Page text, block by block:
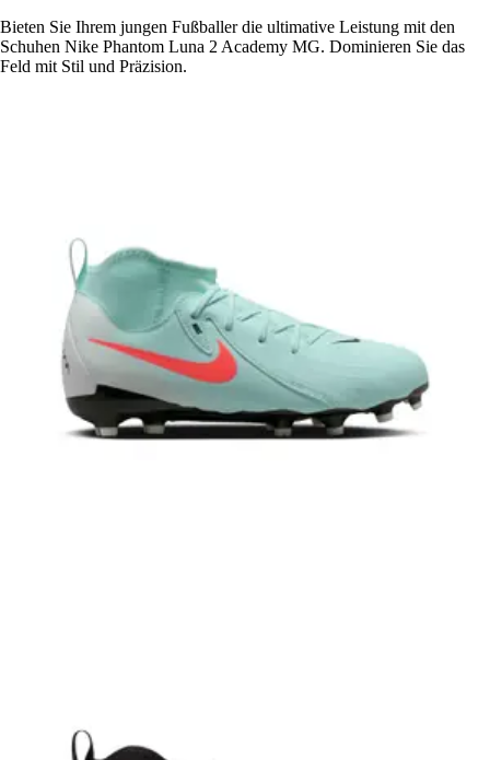
Bieten Sie Ihrem jungen Fußballer die ultimative Leistung mit den
Schuhen Nike Phantom Luna 2 Academy MG. Dominieren Sie das
Feld mit Stil und Präzision.